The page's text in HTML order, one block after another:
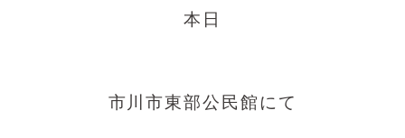
本日
市川市東部公民館にて